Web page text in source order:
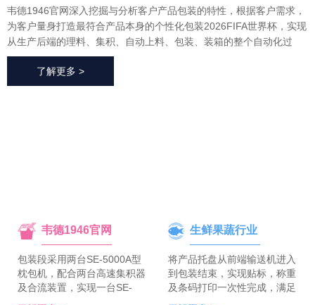
韦德1946官网深入挖掘与分析客户产品包装的特性，根据客户需求，
为客户量身打造最符合产品本身的个性化包装2026FIFA世界杯，实现
从生产后端的理料、集积、自动上料、包装、装箱的整个自动化过
程，有效地减少了极大限度的降低了人工成本、提高了生产效率、降
低了耗材损耗、帮助客户实现价值最大化。
了解更多 >
韦德1946官网
包装段采用两台SE-5000A型
枕包机，配合两台高速集积器
及合流装置，实现一台SE-
5700A-BX枕包机完成整线的
生鲜果蔬行业
将产品托盘从前端输送机进入
到包装结束，实现贴标，称重
及条码打印一次性完成，满足
客户包装效率120个/min的包